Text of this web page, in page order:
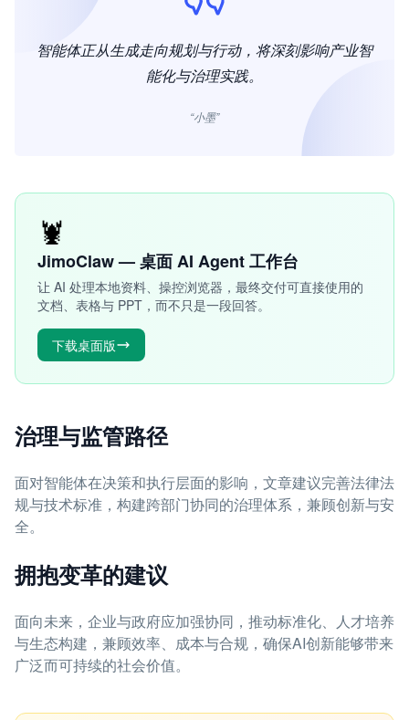
智能体正从生成走向规划与行动，将深刻影响产业智
能化与治理实践。
“小墨”
🦞
JimoClaw — 桌面 AI Agent 工作台
让 AI 处理本地资料、操控浏览器，最终交付可直接使用的
文档、表格与 PPT，而不只是一段回答。
下载桌面版
治理与监管路径
面对智能体在决策和执行层面的影响，文章建议完善法律法
规与技术标准，构建跨部门协同的治理体系，兼顾创新与安
全。
拥抱变革的建议
面向未来，企业与政府应加强协同，推动标准化、人才培养
与生态构建，兼顾效率、成本与合规，确保AI创新能够带来
广泛而可持续的社会价值。